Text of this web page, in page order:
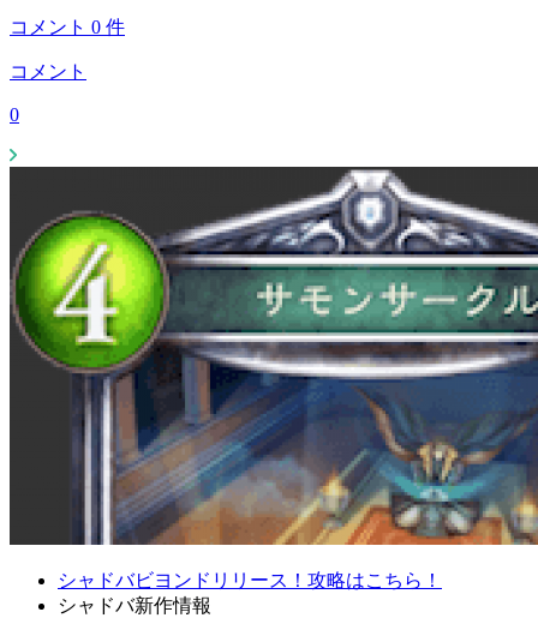
コメント 0 件
コメント
0
シャドバビヨンドリリース！攻略はこちら！
シャドバ新作情報